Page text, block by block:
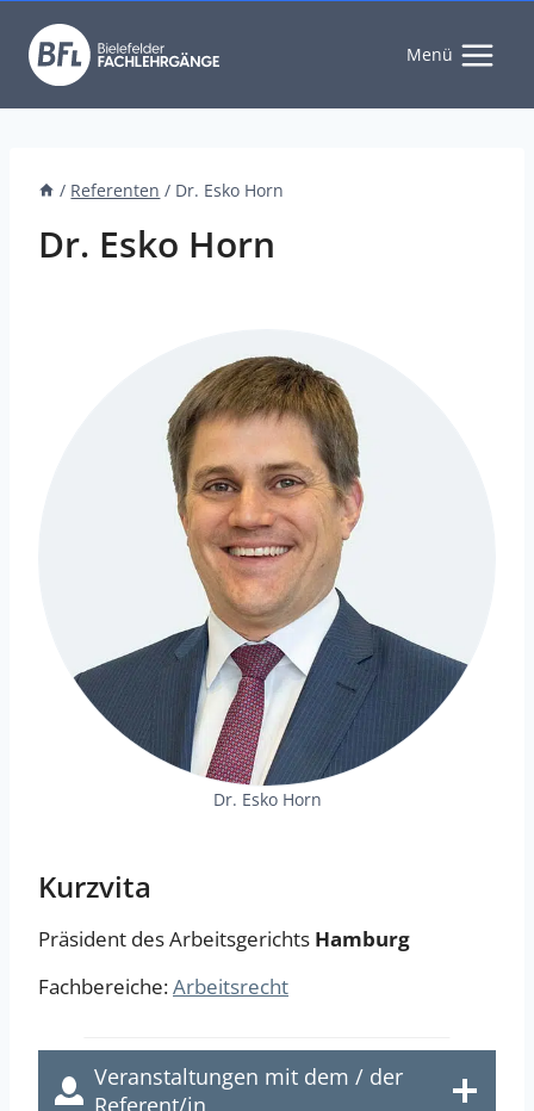
Inhalt
springen
Menü
/ Referenten / Dr. Esko Horn
Dr. Esko Horn
Dr. Esko Horn
Kurzvita
Präsident des Arbeitsgerichts Hamburg
Fachbereiche:Arbeitsrecht
Veranstaltungen mit dem / der